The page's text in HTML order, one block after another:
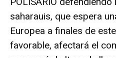
saharauis, que espera
Europea a finales de
favorable, afectará el